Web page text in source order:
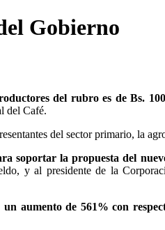
Gobierno
del rubro es de Bs.
del Café.
del sector primario, la
soportar la propuesta del
y al presidente de la
un aumento de 561% con